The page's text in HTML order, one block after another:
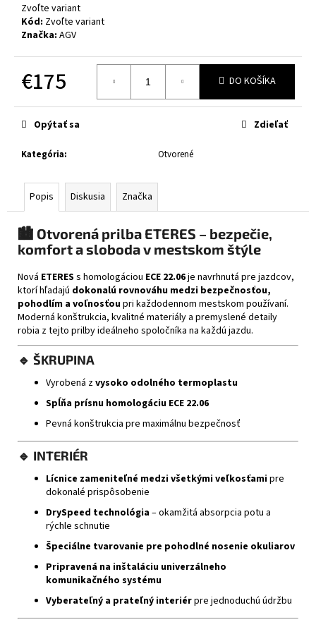
Zvoľte variant
Kód: Zvoľte variant
Značka: AGV
€175
cena:
DO KOŠÍKA
Kategória: Otvorené
Opýtať sa Zdieľať
Popis Diskusia Značka
🏙️ Otvorená prilba ETERES – bezpečie,
komfort a sloboda v mestskom štýle
Nová ETERES s homologáciou ECE 22.06je navrhnutá pre jazdcov,
ktorí hľadajú dokonalú rovnováhu medzi bezpečnosťou,
pohodlím a voľnosťoupri každodennom mestskom používaní.
Moderná konštrukcia, kvalitné materiály a premyslené detaily
robia z tejto prilby ideálneho spoločníka na každú jazdu.
🔹 ŠKRUPINA
Vyrobená zvysoko odolného termoplastu
Spĺňa prísnu homologáciu ECE 22.06
Pevná konštrukcia pre maximálnu bezpečnosť
🔹 INTERIÉR
Lícnice zameniteľné medzi všetkými veľkosťamipre
dokonalé prispôsobenie
DrySpeed technológia– okamžitá absorpcia potu a
rýchle schnutie
Špeciálne tvarovanie pre pohodlné nosenie okuliarov
Pripravená na inštaláciu univerzálneho
komunikačného systému
Vyberateľný a prateľný interiérpre jednoduchú údržbu
ú
a
m
XRC
BLACK
€243